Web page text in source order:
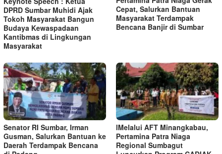
DPRD Sumbar Muhidi Ajak
Tokoh Masyarakat Bangun
Budaya Kewaspadaan
Kantibmas di Lingkungan
Masyarakat
Cepat, Salurkan Bantuan
Masyarakat Terdampak
Bencana Banjir di Sumbar
Senator RI Sumbar, Irman
Gusman, Salurkan Bantuan ke
Daerah Terdampak Bencana
lMelalui AFT Minangkabau,
Pertamina Patra Niaga
Regional Sumbagut